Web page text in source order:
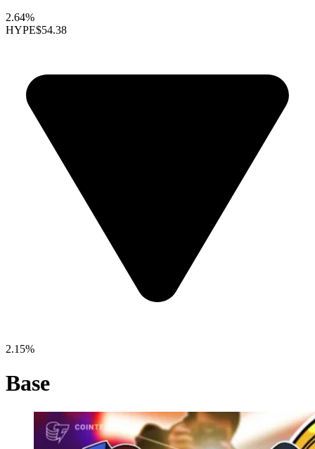
2.64%
HYPE$54.38
2.15%
Base